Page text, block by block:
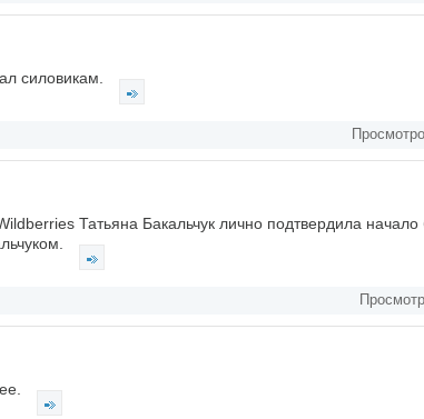
силовикам.
Татьяна Бакальчук лично подтвердила начало